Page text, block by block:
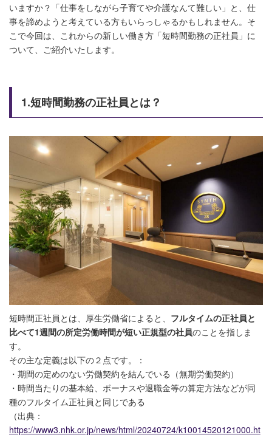
いますか？「仕事をしながら子育てや介護なんて難しい」と、仕
事を諦めようと考えている方もいらっしゃるかもしれません。そ
こで今回は、これからの新しい働き方「短時間勤務の正社員」に
ついて、ご紹介いたします。
1.短時間勤務の正社員とは？
短時間正社員とは、厚生労働省によると、 フルタイムの正社員と
比べて1週間の所定労働時間が短い正規型の社員のことを指しま
す。
その主な定義は以下の２点です。：
・期間の定めのない労働契約を結んでいる（無期労働契約）
・時間当たりの基本給、ボーナスや退職金等の算定方法などが同
種のフルタイム正社員と同じである
（出典：
https://www3.nhk.or.jp/news/html/20240724/k10014520121000.ht